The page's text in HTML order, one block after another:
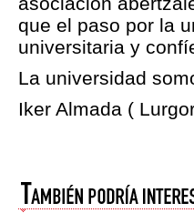
que el paso por la
universitaria y
La universidad
Iker Almada (